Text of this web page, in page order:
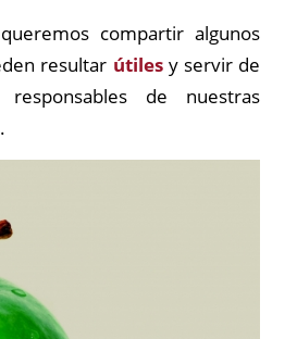
compartir algunos
resultar útilesy servir de
de nuestras